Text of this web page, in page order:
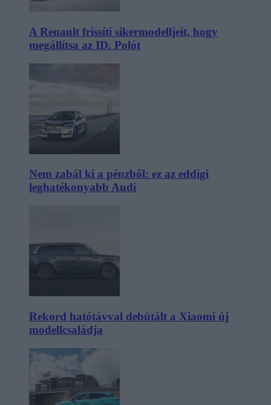
A Renault frissíti sikermodelljeit, hogy
megállítsa az ID. Polót
Nem zabál ki a pénzből: ez az eddigi
leghatékonyabb Audi
Rekord hatótávval debütált a Xiaomi új
modellcsaládja